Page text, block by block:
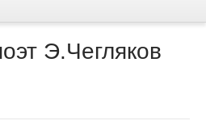
Э.Чегляков